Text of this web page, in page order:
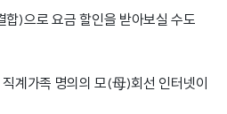
)으로 요금 할인을 받아보실 수도
계가족 명의의 모(母)회선 인터넷이